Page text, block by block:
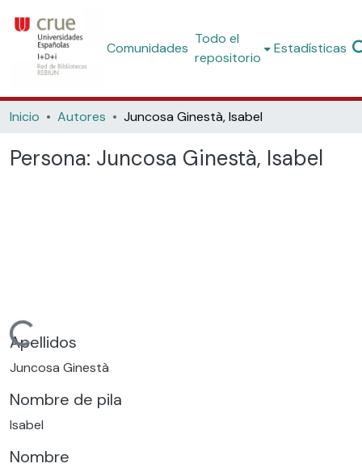
Comunidades
Todo el
repositorio
Estadísticas
Inicio Autores Juncosa Ginestà, Isabel
Persona: Juncosa Ginestà, Isabel
Cargando...
Apellidos
Juncosa Ginestà
Nombre de pila
Isabel
Nombre